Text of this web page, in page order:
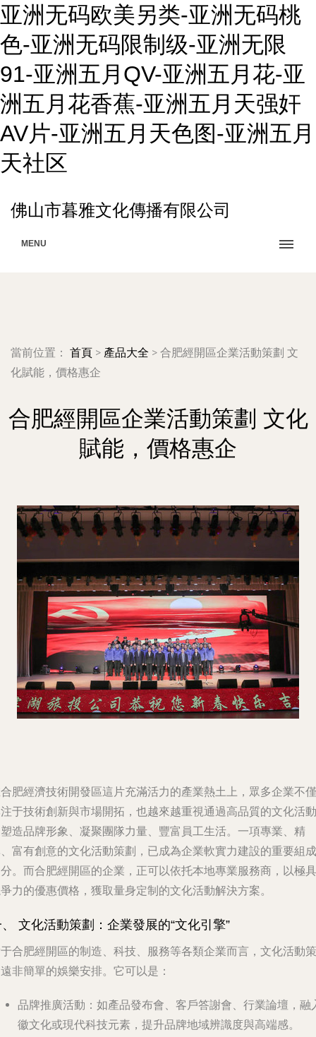
亚洲无码欧美另类-亚洲无码桃
色-亚洲无码限制级-亚洲无限
91-亚洲五月QV-亚洲五月花-亚
洲五月花香蕉-亚洲五月天强奸
AV片-亚洲五月天色图-亚洲五月
天社区
佛山市暮雅文化傳播有限公司
MENU
當前位置： 首頁 > 產品大全 > 合肥經開區企業活動策劃 文
化賦能，價格惠企
合肥經開區企業活動策劃 文化
賦能，價格惠企
肥經濟技術開發區這片充滿活力的產業熱土上，眾多企業不僅
于技術創新與市場開拓，也越來越重視通過高品質的文化活動
造品牌形象、凝聚團隊力量、豐富員工生活。一項專業、精
富有創意的文化活動策劃，已成為企業軟實力建設的重要組成
。而合肥經開區的企業，正可以依托本地專業服務商，以極具
力的優惠價格，獲取量身定制的文化活動解決方案。
文化活動策劃：企業發展的“文化引擎”
合肥經開區的制造、科技、服務等各類企業而言，文化活動策
非簡單的娛樂安排。它可以是：
品牌推廣活動 ：如產品發布會、客戶答謝會、行業論壇，融
徽文化或現代科技元素，提升品牌地域辨識度與高端感。